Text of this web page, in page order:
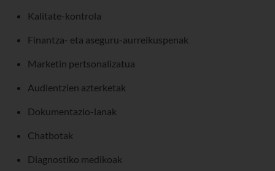
Kalitate-kontrola
Finantza- eta aseguru-aurreikuspenak
Marketin pertsonalizatua
Audientzien azterketak
Dokumentazio-lanak
Chatbotak
Diagnostiko medikoak